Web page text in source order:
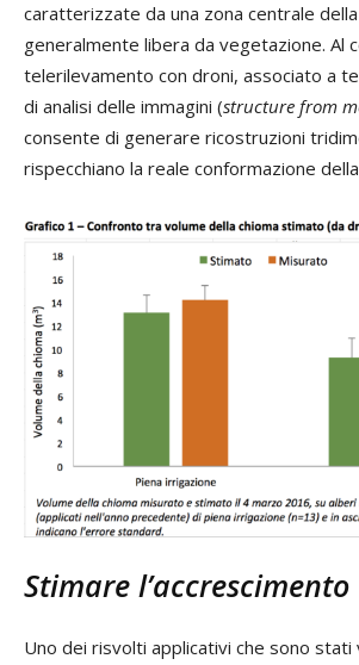
caratterizzate da una zona centrale
generalmente libera da vegetazione. Al
telerilevamento con droni, associato a
di analisi delle immagini (structure from
consente di generare ricostruzioni
rispecchiano la reale conformazione
Stimare l’accrescimento
Uno dei risvolti applicativi che sono stati